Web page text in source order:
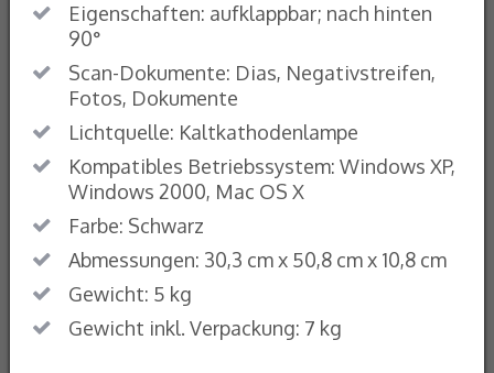
Eigenschaften: aufklappbar; nach hinten
90°
Scan-Dokumente: Dias, Negativstreifen,
Fotos, Dokumente
Lichtquelle: Kaltkathodenlampe
Kompatibles Betriebssystem: Windows XP,
Windows 2000, Mac OS X
Farbe: Schwarz
Abmessungen: 30,3 cm x 50,8 cm x 10,8 cm
Gewicht: 5 kg
Gewicht inkl. Verpackung: 7 kg